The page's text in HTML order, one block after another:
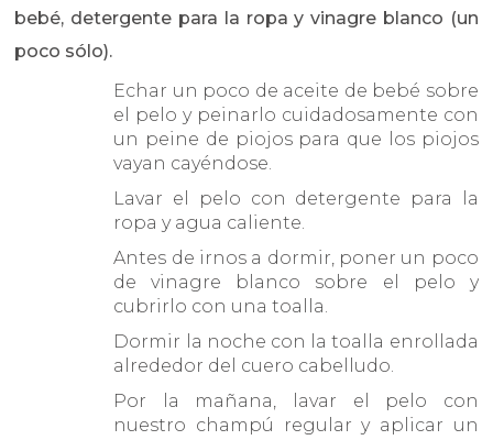
bebé, detergente para la ropa y vinagre blanco (un
poco sólo).
Echar un poco de aceite de bebé sobre
el pelo y peinarlo cuidadosamente con
un peine de piojos para que los piojos
vayan cayéndose.
Lavar el pelo con detergente para la
ropa y agua caliente.
Antes de irnos a dormir, poner un poco
de vinagre blanco sobre el pelo y
cubrirlo con una toalla.
Dormir la noche con la toalla enrollada
alrededor del cuero cabelludo.
Por la mañana, lavar el pelo con
nuestro champú regular y aplicar un